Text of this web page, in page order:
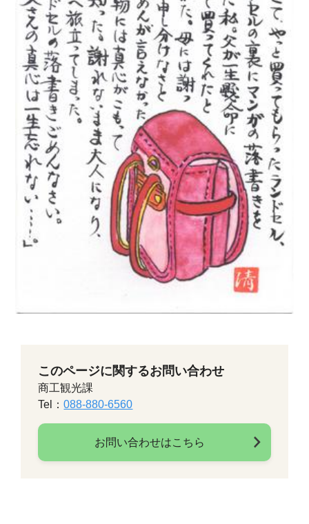
このページに関するお問い合わせ
商工観光課
Tel：088-880-6560
お問い合わせはこちら